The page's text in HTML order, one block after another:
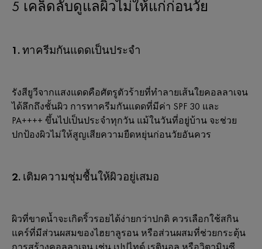
5 เคล็ดลับดูแลผิวไม่ให้แก่ก่อนวัย
1. ทาครีมกันแดดเป็นประจำ
รังสียูวีจากแสงแดดคือศัตรูตัวร้ายที่ทำลายเส้นใยคอลลาเจน
ได้ลึกถึงชั้นผิว การทาครีมกันแดดที่มีค่า SPF 30 และ
PA++++ ขึ้นไปเป็นประจำทุกวัน แม้ในวันที่อยู่บ้าน จะช่วย
ปกป้องผิวไม่ให้สูญเสียความยืดหยุ่นก่อนวัยอันควร
2. เติมความชุ่มชื้นให้ผิวอยู่เสมอ
ผิวที่ขาดน้ำจะเกิดริ้วรอยได้ง่ายกว่าปกติ ควรเลือกใช้สกิน
แคร์ที่มีส่วนผสมของไฮยาลูรอน หรือส่วนผสมที่ช่วยกระตุ้น